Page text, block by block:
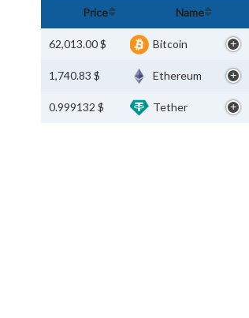
Name
Price
Bitcoin
$ 62,013.00
Ethereum
$ 1,740.83
Tether
$ 0.999132